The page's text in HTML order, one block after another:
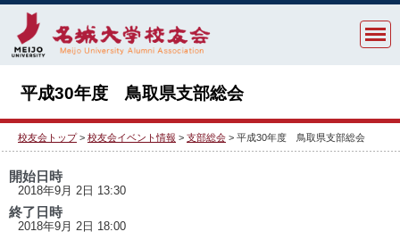
平成30年度 鳥取県支部総会
校友会トップ > 校友会イベント情報 > 支部総会 > 平成30年度 鳥取県支部総会
開始日時
2018年9月 2日 13:30
終了日時
2018年9月 2日 18:00